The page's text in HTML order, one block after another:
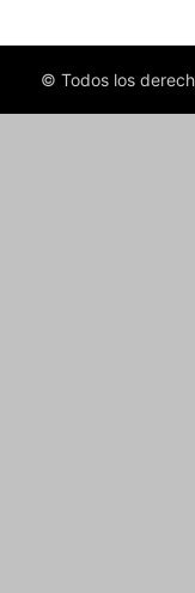
© Todos los